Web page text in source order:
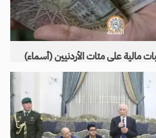
مالية على مئات الأردنيين (أسماء)